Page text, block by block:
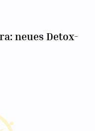
neues Detox-